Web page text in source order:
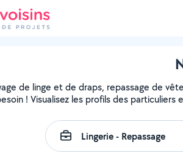
de linge et de draps, repassage de
! Visualisez les profils des